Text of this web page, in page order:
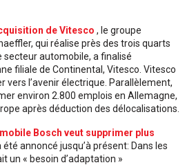
de Vitesco , le groupe
qui réalise près des trois quarts
secteur automobile, a finalisé
filiale de Continental, Vitesco. Vitesco
vers l’avenir électrique. Parallèlement,
environ 2.800 emplois en Allemagne,
après déduction des délocalisations.
Bosch veut supprimer plus
été annoncé jusqu’à présent: Dans les
un « besoin d’adaptation »